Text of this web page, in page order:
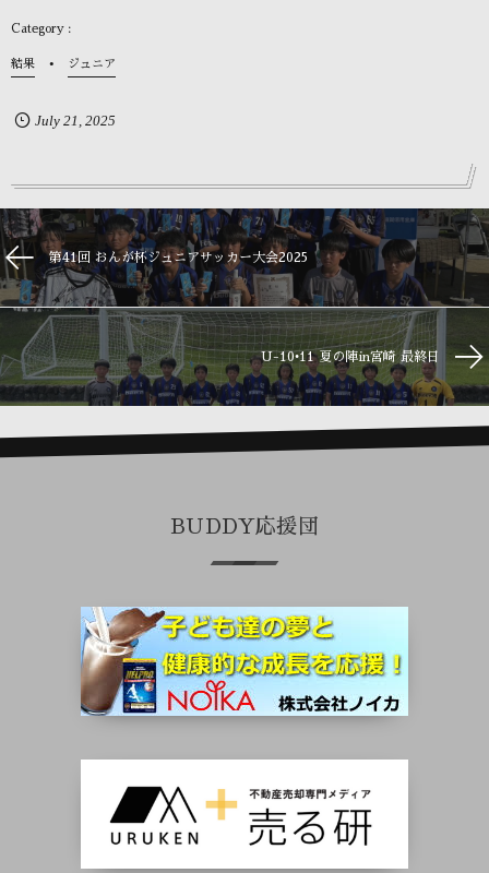
結果 ジュニア
July 21 2025
第41回 おんが杯ジュニアサッカー大会2025
U-10•11 夏の陣in宮崎 最終日
BUDDY応援団